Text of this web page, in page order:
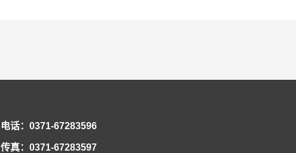
电话：0371-67283596
传真：0371-67283597